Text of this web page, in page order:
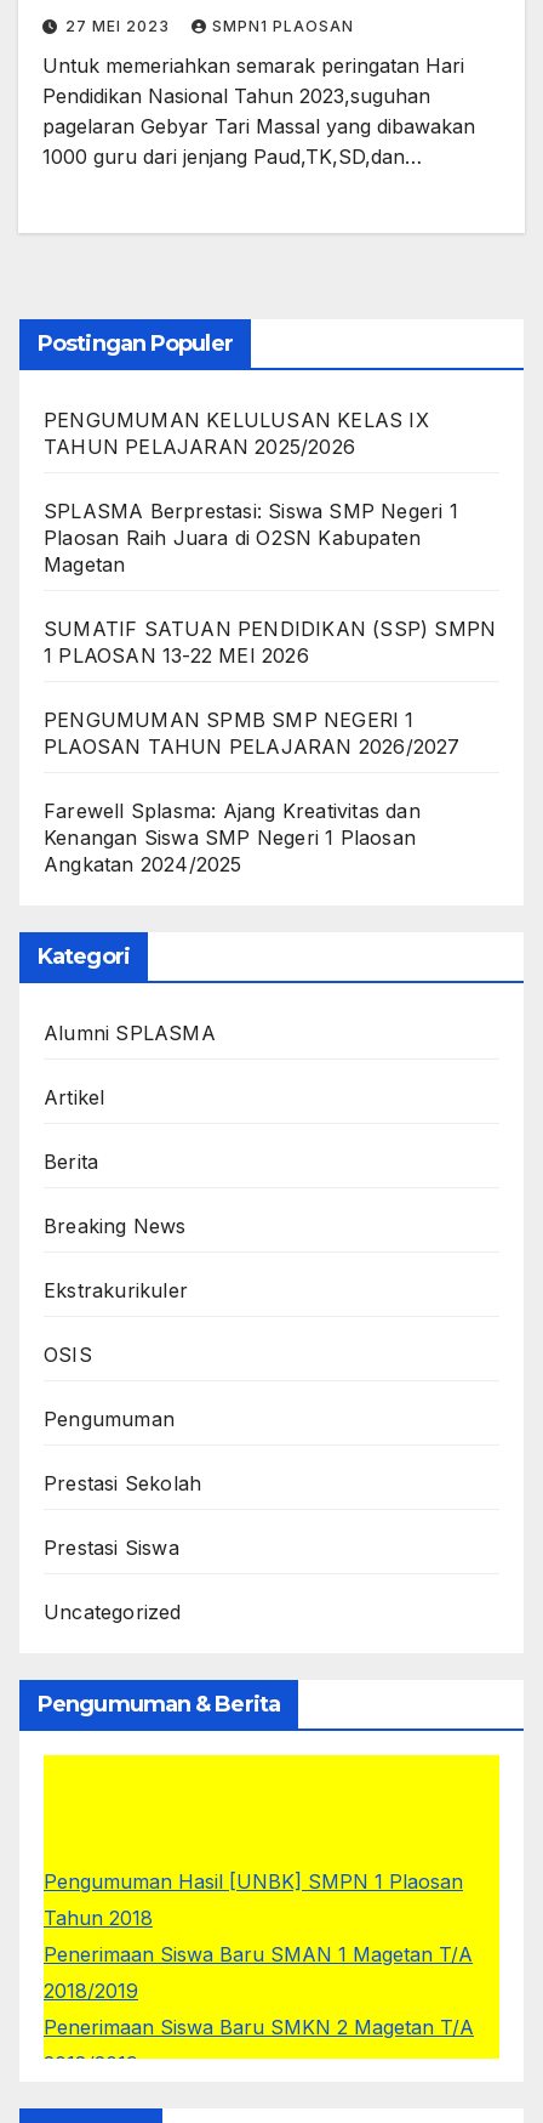
27 MEI 2023 SMPN1 PLAOSAN
Untuk memeriahkan semarak peringatan Hari
Pendidikan Nasional Tahun 2023,suguhan
pagelaran Gebyar Tari Massal yang dibawakan
1000 guru dari jenjang Paud,TK,SD,dan…
Postingan Populer
PENGUMUMAN KELULUSAN KELAS IX
TAHUN PELAJARAN 2025/2026
SPLASMA Berprestasi: Siswa SMP Negeri 1
Plaosan Raih Juara di O2SN Kabupaten
Magetan
SUMATIF SATUAN PENDIDIKAN (SSP) SMPN
1 PLAOSAN 13-22 MEI 2026
PENGUMUMAN SPMB SMP NEGERI 1
PLAOSAN TAHUN PELAJARAN 2026/2027
Farewell Splasma: Ajang Kreativitas dan
Kenangan Siswa SMP Negeri 1 Plaosan
Angkatan 2024/2025
Kategori
Alumni SPLASMA
Artikel
Berita
Breaking News
Ekstrakurikuler
OSIS
Pengumuman
Prestasi Sekolah
Prestasi Siswa
Uncategorized
Pengumuman & Berita
Pengumuman Hasil [UNBK] SMPN 1 Plaosan